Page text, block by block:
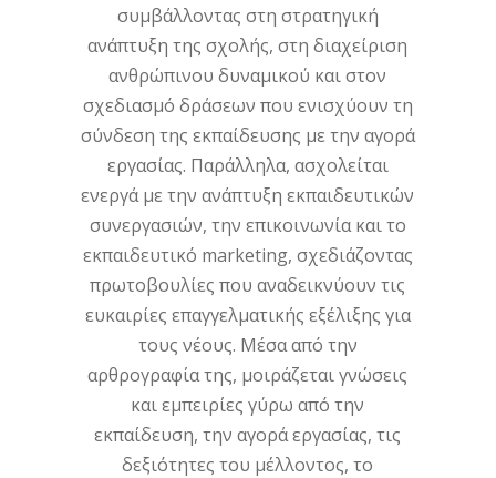
συμβάλλοντας στη στρατηγική
ανάπτυξη της σχολής, στη διαχείριση
ανθρώπινου δυναμικού και στον
σχεδιασμό δράσεων που ενισχύουν τη
σύνδεση της εκπαίδευσης με την αγορά
εργασίας. Παράλληλα, ασχολείται
ενεργά με την ανάπτυξη εκπαιδευτικών
συνεργασιών, την επικοινωνία και το
εκπαιδευτικό marketing, σχεδιάζοντας
πρωτοβουλίες που αναδεικνύουν τις
ευκαιρίες επαγγελματικής εξέλιξης για
τους νέους. Μέσα από την
αρθρογραφία της, μοιράζεται γνώσεις
και εμπειρίες γύρω από την
εκπαίδευση, την αγορά εργασίας, τις
δεξιότητες του μέλλοντος, το